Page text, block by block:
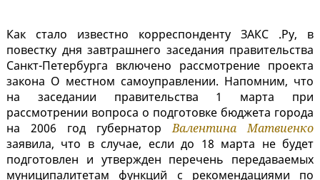
Как стало известно корреспонденту ЗАКС .Ру, в
повестку дня завтрашнего заседания правительства
Санкт-Петербурга включено рассмотрение проекта
закона О местном самоуправлении. Напомним, что
на заседании правительства 1 марта при
рассмотрении вопроса о подготовке бюджета города
на 2006 год губернаторВалентина Матвиенко
заявила, что в случае, если до 18 марта не будет
подготовлен и утвержден перечень передаваемых
муниципалитетам функций с рекомендациями по